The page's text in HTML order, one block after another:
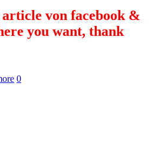
article von facebook &
you want, thank
0